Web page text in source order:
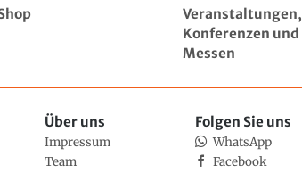
Veranstaltungen,
Konferenzen und
Messen
Über uns
Impressum
Team
Folgen Sie uns
WhatsApp
Facebook